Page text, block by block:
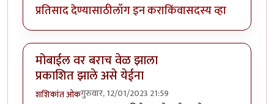
प्रतिसाद देण्यासाठीलॉग इन कराकिंवासदस्य व्हा
मोबाईल वर बराच वेळ झाला
प्रकाशित झाले असे येईना
शशिकांत ओकगुरुवार, 12/01/2023 21:59